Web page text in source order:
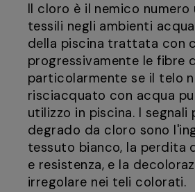
Il cloro è il nemico numero
tessili negli ambienti
della piscina trattata con
progressivamente le fibre
particolarmente se il telo
risciacquato con acqua
utilizzo in piscina. I segnali
degrado da cloro sono
tessuto bianco, la perdita
e resistenza, e la
irregolare nei teli colorati.